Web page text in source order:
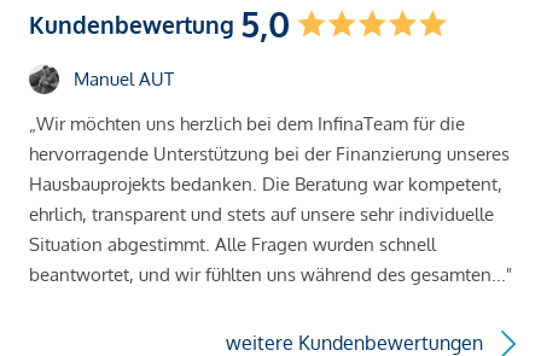
Kundenbewertung 5,0
Manuel AUT
„Wir möchten uns herzlich bei dem InfinaTeam für die
hervorragende Unterstützung bei der Finanzierung unseres
Hausbauprojekts bedanken. Die Beratung war kompetent,
ehrlich, transparent und stets auf unsere sehr individuelle
Situation abgestimmt. Alle Fragen wurden schnell
beantwortet, und wir fühlten uns während des gesamten..."
weitere Kundenbewertungen